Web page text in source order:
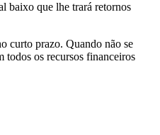
baixo que lhe trará retornos
curto prazo. Quando não se
todos os recursos financeiros